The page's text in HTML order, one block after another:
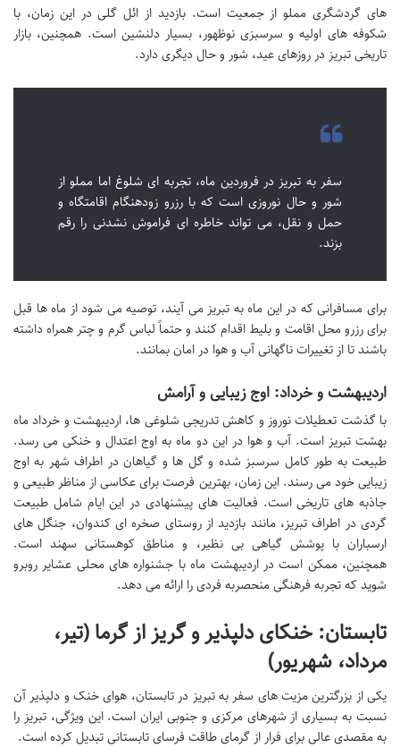
های گردشگری مملو از جمعیت است. بازدید از ائل گلی در این زمان، با
شکوفه های اولیه و سرسبزی نوظهور، بسیار دلنشین است. همچنین، بازار
تاریخی تبریز در روزهای عید، شور و حال دیگری دارد.
سفر به تبریز در فروردین ماه، تجربه ای شلوغ اما مملو از
شور و حال نوروزی است که با رزرو زودهنگام اقامتگاه و
حمل و نقل، می تواند خاطره ای فراموش نشدنی را رقم
بزند.
برای مسافرانی که در این ماه به تبریز می آیند، توصیه می شود از ماه ها قبل
برای رزرو محل اقامت و بلیط اقدام کنند و حتماً لباس گرم و چتر همراه داشته
باشند تا از تغییرات ناگهانی آب و هوا در امان بمانند.
اردیبهشت و خرداد: اوج زیبایی و آرامش
با گذشت تعطیلات نوروز و کاهش تدریجی شلوغی ها، اردیبهشت و خرداد ماه
بهشت تبریز است. آب و هوا در این دو ماه به اوج اعتدال و خنکی می رسد.
طبیعت به طور کامل سرسبز شده و گل ها و گیاهان در اطراف شهر به اوج
زیبایی خود می رسند. این زمان، بهترین فرصت برای عکاسی از مناظر طبیعی و
جاذبه های تاریخی است. فعالیت های پیشنهادی در این ایام شامل طبیعت
گردی در اطراف تبریز، مانند بازدید از روستای صخره ای کندوان، جنگل های
ارسباران با پوشش گیاهی بی نظیر، و مناطق کوهستانی سهند است.
همچنین، ممکن است در اردیبهشت ماه با جشنواره های محلی عشایر روبرو
شوید که تجربه فرهنگی منحصربه فردی را ارائه می دهد.
تابستان: خنکای دلپذیر و گریز از گرما (تیر،
مرداد، شهریور)
یکی از بزرگترین مزیت های سفر به تبریز در تابستان، هوای خنک و دلپذیر آن
نسبت به بسیاری از شهرهای مرکزی و جنوبی ایران است. این ویژگی، تبریز را
به مقصدی عالی برای فرار از گرمای طاقت فرسای تابستانی تبدیل کرده است.